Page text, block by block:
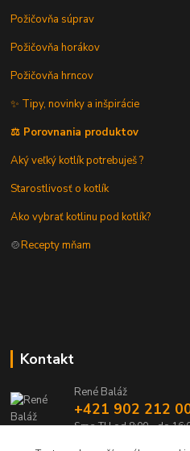
Požičovňa súprav
Požičovňa horákov
Požičovňa hrncov
✨ Tipy, novinky a inšpirácie
⚖️ Porovnania produktov
Aký veľký kotlík potrebuješ ?
Starostlivosť o kotlík
Ako vybrať kotlinu pod kotlík?
🍲Recepty mňam
Kontakt
René Baláž
+421 902 212
Sme TU od 8:00 - do